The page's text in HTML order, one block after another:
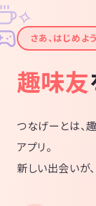
✦
✧
さあ、はじめよう
趣味友
つなげーとは、
アプリ。
新しい出会いが